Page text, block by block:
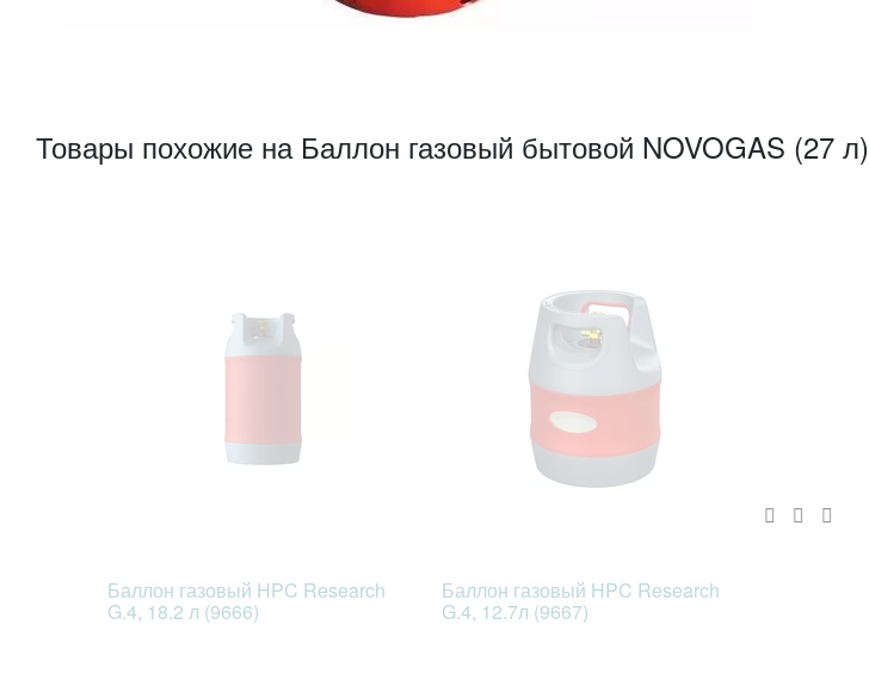
Товары похожие на Баллон газовый бытовой NOVOGAS (27 л)
Баллон газовый HPC Research
G.4, 18.2 л (9666)
Баллон газовый HPC Research
G.4, 12.7л (9667)